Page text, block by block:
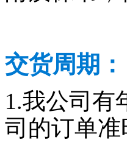
交货周期：
1.我公司有
司的订单